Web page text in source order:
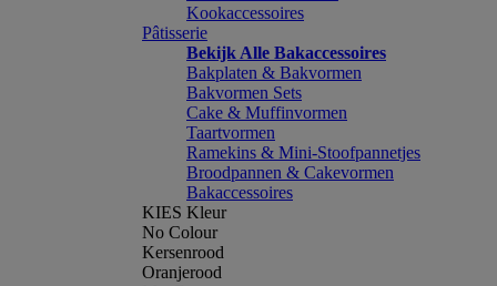
Kookaccessoires
Pâtisserie
Bekijk Alle Bakaccessoires
Bakplaten & Bakvormen
Bakvormen Sets
Cake & Muffinvormen
Taartvormen
Ramekins & Mini-Stoofpannetjes
Broodpannen & Cakevormen
Bakaccessoires
KIES Kleur
No Colour
Kersenrood
Oranjerood